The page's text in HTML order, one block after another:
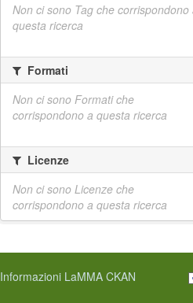
Non ci sono Tag che corrispondono
questa ricerca
Formati
Non ci sono Formati che
corrispondono a questa ricerca
Licenze
Non ci sono Licenze che
corrispondono a questa ricerca
Informazioni LaMMA CKAN